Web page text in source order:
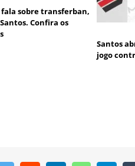
sobre transferban,
Confira os
Santos
jogo